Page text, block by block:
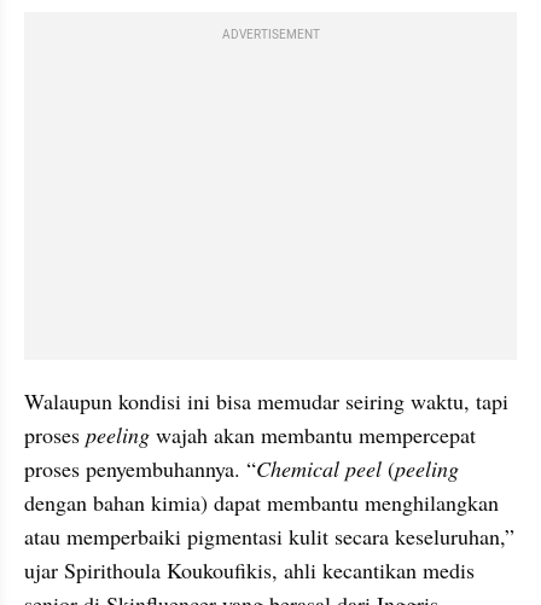
ADVERTISEMENT
Walaupun kondisi ini bisa memudar seiring waktu, tapi
proses peeling wajah akan membantu mempercepat
proses penyembuhannya. “Chemical peel (
dengan bahan kimia) dapat membantu menghilangkan
atau memperbaiki pigmentasi kulit secara keseluruhan,”
ujar Spirithoula Koukoufikis, ahli kecantikan medis